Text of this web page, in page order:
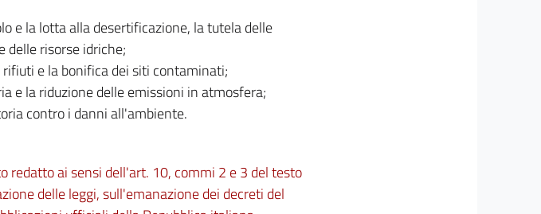
e la lotta alla desertificazione, la tutela delle
delle risorse idriche;
e la bonifica dei siti contaminati;
e la riduzione delle emissioni in atmosfera;
contro i danni all'ambiente.
redatto ai sensi dell'art. 10, commi 2 e 3 del testo
delle leggi, sull'emanazione dei decreti del